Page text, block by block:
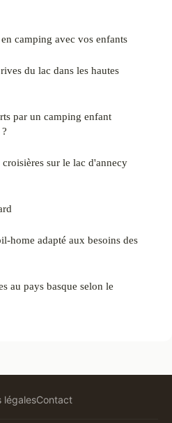
camping avec vos enfants
du lac dans les hautes
par un camping enfant
sur le lac d'annecy
home adapté aux besoins des
au pays basque selon le
légalesContact